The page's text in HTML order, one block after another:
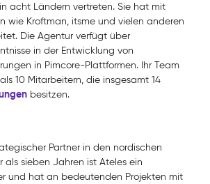
acht Ländern vertreten. Sie hat mit
wie Kroftman, itsme und vielen anderen
Die Agentur verfügt über
in der Entwicklung von
in Pimcore-Plattformen. Ihr Team
10 Mitarbeitern, die insgesamt 14
besitzen.
Partner in den nordischen
als sieben Jahren ist Ateles ein
und hat an bedeutenden Projekten mit